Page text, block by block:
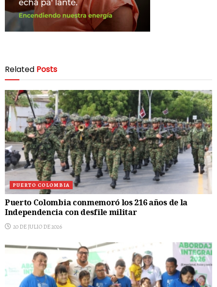
Related Posts
PUERTO COLOMBIA
Puerto Colombia conmemoró los 216 años de la
Independencia con desfile militar
20 DE JULIO DE 2026